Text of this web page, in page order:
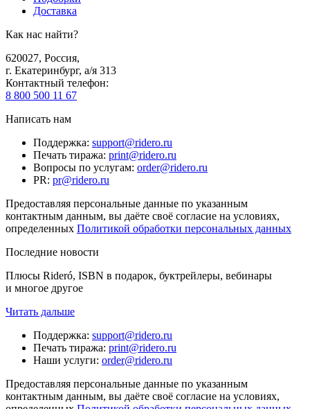
Доставка
Как нас найти?
620027, Россия,
г. Екатеринбург, а/я 313
Контактный телефон:
8 800 500 11 67
Написать нам
Поддержка: support@ridero.ru
Печать тиража: print@ridero.ru
Вопросы по услугам: order@ridero.ru
PR: pr@ridero.ru
Предоставляя персональные данные по указанным
контактным данным, вы даёте своё согласие на условиях,
определенных Политикой обработки персональных данных
Последние новости
Плюсы Rideró, ISBN в подарок, буктрейлеры, вебинары
и многое другое
Читать дальше
Поддержка: support@ridero.ru
Печать тиража: print@ridero.ru
Наши услуги: order@ridero.ru
Предоставляя персональные данные по указанным
контактным данным, вы даёте своё согласие на условиях,